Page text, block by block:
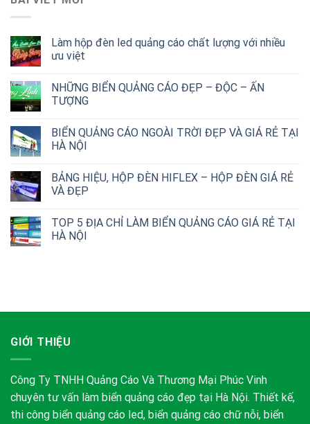
Làm hộp đèn led quảng cáo chất lượng với nhiều
ưu việt
NHỮNG BIỂN QUẢNG CÁO ĐẸP – ĐỘC – ẤN
TƯỢNG
BIỂN QUẢNG CÁO NGOÀI TRỜI ĐẸP VÀ GIÁ RẺ TẠI
HÀ NỘI
BẢNG HIỆU, HỘP ĐÈN HIFLEX – HỘP ĐÈN GIÁ RẺ
VÀ ĐẸP
TOP 5 ĐỊA CHỈ LÀM BIỂN QUẢNG CÁO GIÁ RẺ TẠI
HÀ NỘI
GIỚI THIỆU
Công Ty TNHH Quảng Cáo Và Thương Mại Phúc Vinh
chuyên tư vấn làm biển quảng cáo đẹp tại Hà Nội. Thiết kế,
thi công biển quảng cáo led, biển quảng cáo chữ nỗi, biển